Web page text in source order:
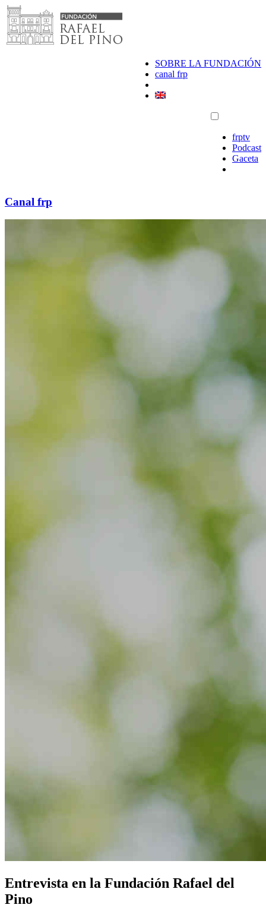
Saltar
al
contenido
SOBRE LA FUNDACIÓN
canal frp
frptv
Podcast
Gaceta
Canal frp
Entrevista en la Fundación Rafael del
Pino